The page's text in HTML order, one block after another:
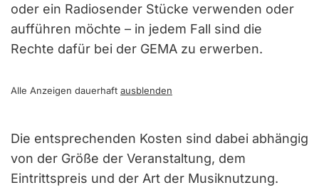
oder ein Radiosender Stücke verwenden oder
aufführen möchte – in jedem Fall sind die
Rechte dafür bei der GEMA zu erwerben.
Alle Anzeigen dauerhaft ausblenden
Die entsprechenden Kosten sind dabei abhängig
von der Größe der Veranstaltung, dem
Eintrittspreis und der Art der Musiknutzung.